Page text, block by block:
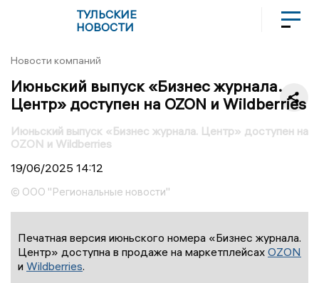
ТУЛЬСКИЕ
НОВОСТИ
Новости компаний
Июньский выпуск «Бизнес журнала.
Центр» доступен на OZON и Wildberries
Июньский выпуск «Бизнес журнала. Центр» доступен на
OZON и Wildberries
19/06/2025 14:12
© ООО "Региональные новости"
Печатная версия июньского номера «Бизнес журнала.
Центр» доступна в продаже на маркетплейсах OZON
и Wildberries.